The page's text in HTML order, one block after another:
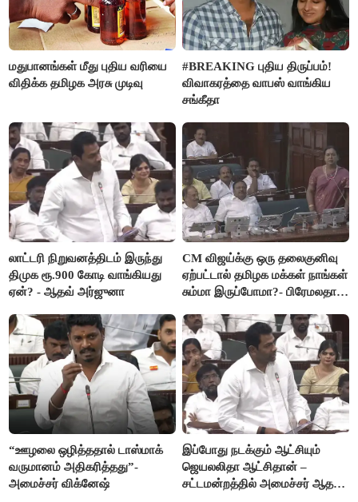
மதுபானங்கள் மீது புதிய வரியை
விதிக்க தமிழக அரசு முடிவு
#BREAKING புதிய திருப்பம்!
விவாகரத்தை வாபஸ் வாங்கிய
சங்கீதா
லாட்டரி நிறுவனத்திடம் இருந்து
திமுக ரூ.900 கோடி வாங்கியது
ஏன்? - ஆதவ் அர்ஜுனா
CM விஜய்க்கு ஒரு தலைகுனிவு
ஏற்பட்டால் தமிழக மக்கள் நாங்கள்
சும்மா இருப்போமா?- பிரேமலதா
“ஊழலை ஒழித்ததால் டாஸ்மாக்
வருமானம் அதிகரித்தது”-
அமைச்சர் விக்னேஷ்
இப்போது நடக்கும் ஆட்சியும்
ஜெயலலிதா ஆட்சிதான் –
சட்டமன்றத்தில் அமைச்சர் ஆதவ்